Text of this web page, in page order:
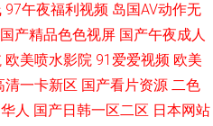
蜜桃aa视频导航 色色福利免费福利 激
航 久久福利吧 91午夜电影观看 成人国
人 日韩久久成人网 在线播放免费 狠狠
97午夜福利视频 岛国AV动作无
国产精品色色视屏 国产午夜成人
欧美喷水影院 91爱爱视频 欧美
清一卡新区 国产看片资源 二色
人 国产日韩一区二区 日本网站